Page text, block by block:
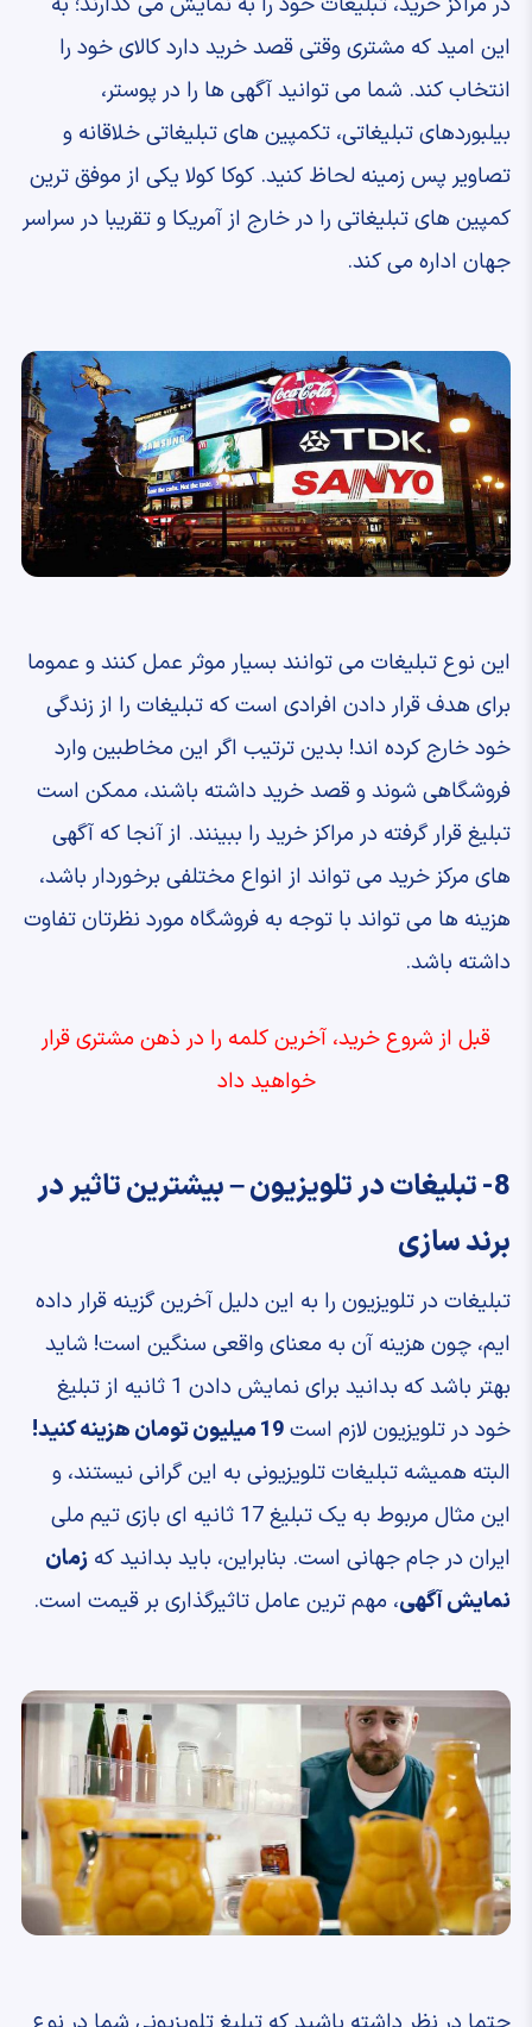
این امید که مشتری وقتی قصد خرید دارد کالای خود را
انتخاب کند. شما می توانید آگهی ها را در پوستر،
بیلبوردهای تبلیغاتی، تکمپین های تبلیغاتی خلاقانه و
تصاویر پس زمینه لحاظ کنید. کوکا کولا یکی از موفق ترین
کمپین های تبلیغاتی را در خارج از آمریکا و تقریبا در سراسر
جهان اداره می کند.
این نوع تبلیغات می توانند بسیار موثر عمل کنند و عموما
برای هدف قرار دادن افرادی است که تبلیغات را از زندگی
خود خارج کرده اند! بدین ترتیب اگر این مخاطبین وارد
فروشگاهی شوند و قصد خرید داشته باشند، ممکن است
تبلیغ قرار گرفته در مراکز خرید را ببینند. از آنجا که آگهی
های مرکز خرید می تواند از انواع مختلفی برخوردار باشد،
هزینه ها می تواند با توجه به فروشگاه مورد نظرتان تفاوت
داشته باشد.
قبل از شروع خرید، آخرین کلمه را در ذهن مشتری قرار
خواهید داد
8- تبلیغات در تلویزیون – بیشترین تاثیر در
برند سازی
تبلیغات در تلویزیون را به این دلیل آخرین گزینه قرار داده
ایم، چون هزینه آن به معنای واقعی سنگین است! شاید
بهتر باشد که بدانید برای نمایش دادن 1 ثانیه از تبلیغ
خود در تلویزیون لازم است19 میلیون تومان هزینه کنید!
البته همیشه تبلیغات تلویزیونی به این گرانی نیستند، و
این مثال مربوط به یک تبلیغ 17 ثانیه ای بازی تیم ملی
ایران در جام جهانی است. بنابراین، باید بدانید که زمان
نمایش آگهی، مهم ترین عامل تاثیرگذاری بر قیمت است.